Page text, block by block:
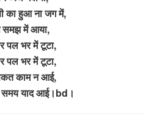
का हुआ ना जग में,
में आया,
पल भर में टूटा,
पल भर में टूटा,
काम न आई,
समय याद आई।bd।